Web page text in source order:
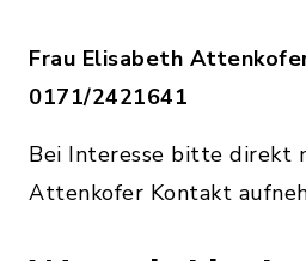
Frau Elisabeth
0171/2421641
Bei Interesse bitte direkt
Attenkofer Kontakt